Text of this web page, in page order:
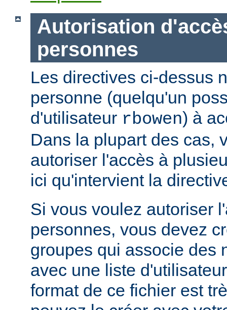
Autorisation
personnes
Les directives ci-dessus
personne (quelqu'un
d'utilisateur rbowen) à
Dans la plupart des cas,
autoriser l'accès à
ici qu'intervient la
Si vous voulez autoriser
personnes, vous devez
groupes qui associe des
avec une liste
format de ce fichier est